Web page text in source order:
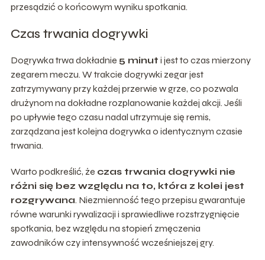
przesądzić o końcowym wyniku spotkania.
Czas trwania dogrywki
Dogrywka trwa dokładnie 5 minut i jest to czas mierzony
zegarem meczu. W trakcie dogrywki zegar jest
zatrzymywany przy każdej przerwie w grze, co pozwala
drużynom na dokładne rozplanowanie każdej akcji. Jeśli
po upływie tego czasu nadal utrzymuje się remis,
zarządzana jest kolejna dogrywka o identycznym czasie
trwania.
Warto podkreślić, że czas trwania dogrywki nie
różni się bez względu na to, która z kolei jest
rozgrywana. Niezmienność tego przepisu gwarantuje
równe warunki rywalizacji i sprawiedliwe rozstrzygnięcie
spotkania, bez względu na stopień zmęczenia
zawodników czy intensywność wcześniejszej gry.